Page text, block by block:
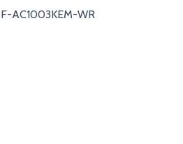
AC1003KEM-WR